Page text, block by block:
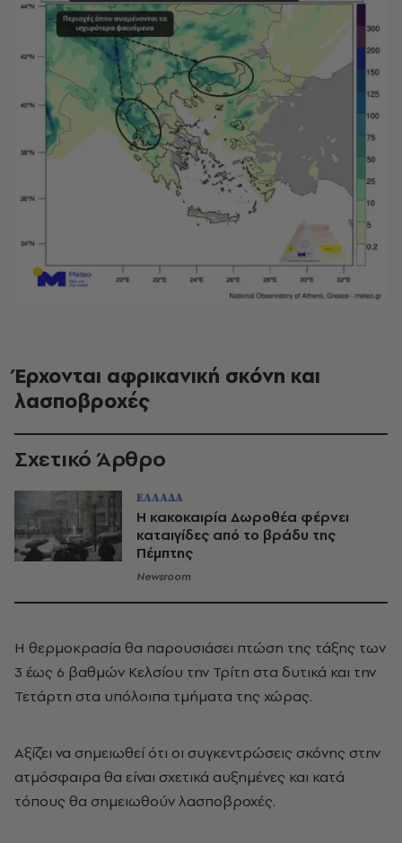
Έρχονται αφρικανική σκόνη και
λασποβροχές
Σχετικό Άρθρο
ΕΛΛΑΔΑ
Η κακοκαιρία Δωροθέα φέρνει
καταιγίδες από το βράδυ της
Πέμπτης
Newsroom
Η θερμοκρασία θα παρουσιάσει πτώση της τάξης των
3 έως 6 βαθμών Κελσίου την Τρίτη στα δυτικά και την
Τετάρτη στα υπόλοιπα τμήματα της χώρας.
Αξίζει να σημειωθεί ότι οι συγκεντρώσεις σκόνης στην
ατμόσφαιρα θα είναι σχετικά αυξημένες και κατά
τόπους θα σημειωθούν λασποβροχές.